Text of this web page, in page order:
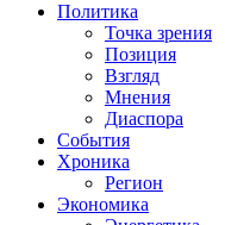
Политика
Точка зрения
Позиция
Взгляд
Мнения
Диаспора
События
Хроника
Регион
Экономика